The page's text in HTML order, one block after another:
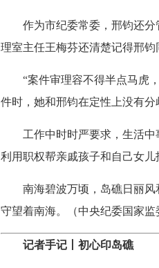
作为市纪委常委，邢钧还分管
理室主任王梅芬还清楚记得邢钧
“案件审理容不得半点马虎，
件时，她和邢钧在定性上没有
工作中时时严要求，生活中事
利用职权帮亲戚孩子和自己女
南海碧波万顷，岛礁日丽风和
守望着南海。（中央纪委国家监
记者手记丨初心印岛礁